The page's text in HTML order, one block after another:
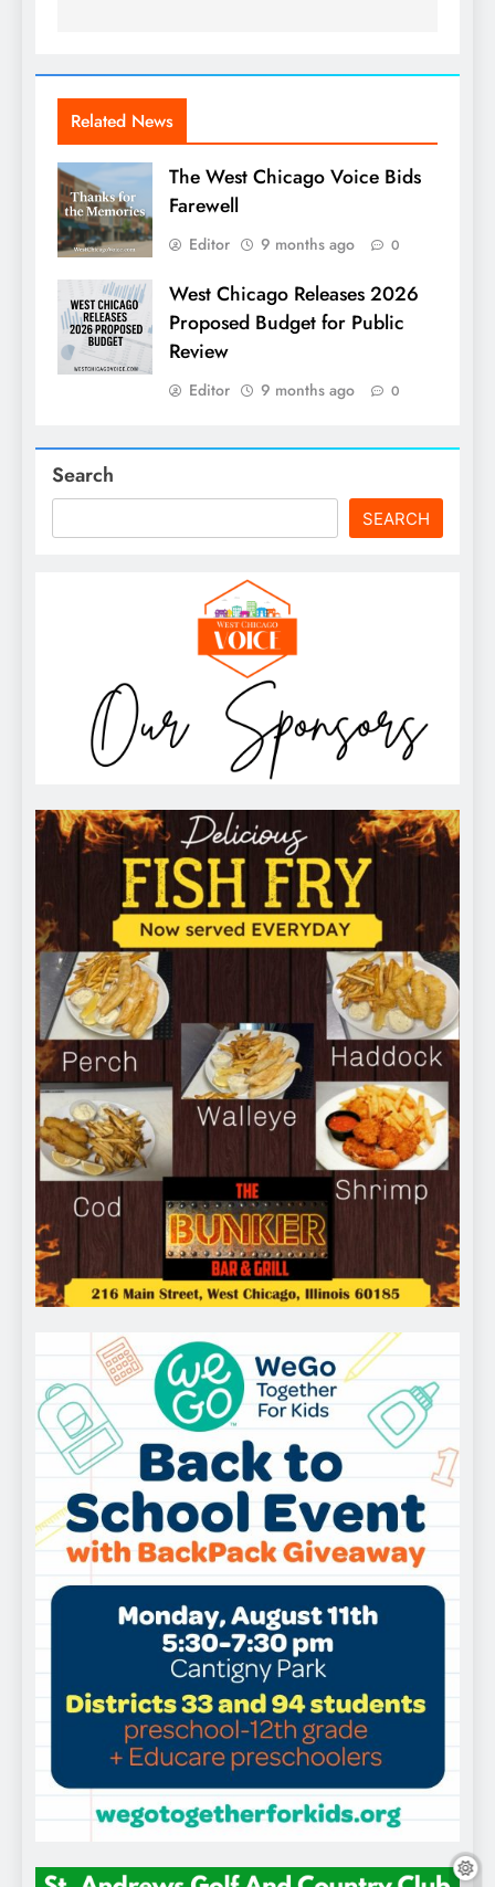
Related News
The West Chicago Voice Bids
Farewell
Editor 9 months ago 0
West Chicago Releases 2026
Proposed Budget for Public
Review
Editor 9 months ago 0
Search
SEARCH